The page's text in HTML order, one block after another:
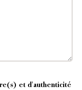
et d'authenticité